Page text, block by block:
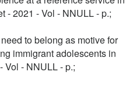
- 2021 - Vol - NNULL - p.;
to belong as motive for
immigrant adolescents in
Vol - NNULL - p.;